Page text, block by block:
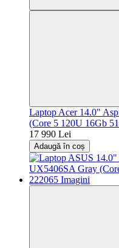
Laptop Acer 14.0"
(Core 5 120U 16Gb
17 990 Lei
Adaugă în coș